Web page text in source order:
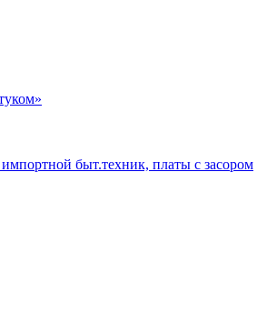
быт.техник, платы с засором